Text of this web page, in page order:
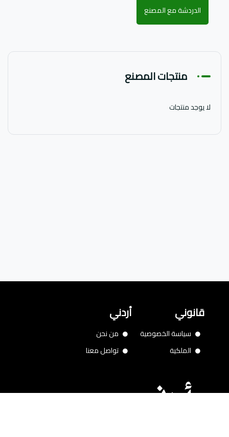
الدردشة مع المصنع
منتجات المصنع
لا يوجد منتجات
قانوني
سياسة الخصوصية
الملكية
أردني
من نحن
تواصل معنا